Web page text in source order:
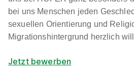
bei uns Menschen jeden
sexuellen Orientierung und
Migrationshintergrund herzlich
Jetzt bewerben